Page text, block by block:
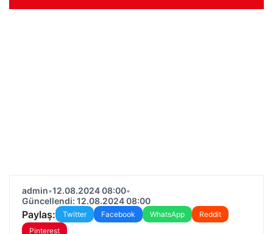
admin•12.08.2024 08:00•
Güncellendi: 12.08.2024 08:00
Paylaş: Twitter Facebook WhatsApp
Reddit
Pinterest